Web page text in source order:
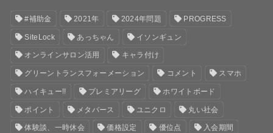
#補助金 2021年 2024年問題 PROGRESS
SiteLock あっちゃん イソンギュン
オンラインサロン活用 キャラ付け
グリーントランスフォーメーション コメント スマホ
ハイキュー!! プレミアリーグ ホワイトボード
ポイント メタバース ユニクロ 丸い社会
体験談、一時休会 価格設定 優位点 入会期間